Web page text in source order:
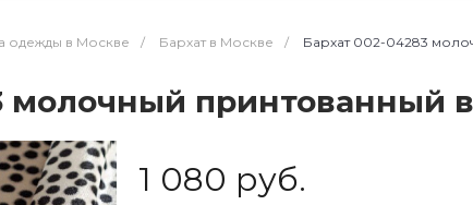
одежды в Москве / Бархат в Москве / Бархат 002-04283
молочный принтованный
1 080 руб.